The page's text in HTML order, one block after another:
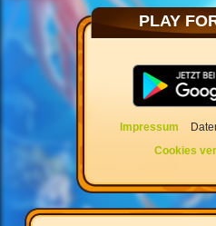
PLAY
Impressum
Cookies